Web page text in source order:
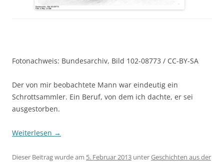
Fotonachweis: Bundesarchiv, Bild 102-08773 / CC-BY-SA
Der von mir beobachtete Mann war eindeutig ein
Schrottsammler. Ein Beruf, von dem ich dachte, er sei
ausgestorben.
Weiterlesen →
Dieser Beitrag wurde am 5. Februar 2013 unterGeschichten aus der